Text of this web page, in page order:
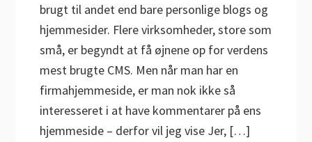
brugt til andet end bare personlige blogs og
hjemmesider. Flere virksomheder, store som
små, er begyndt at få øjnene op for verdens
mest brugte CMS. Men når man har en
firmahjemmeside, er man nok ikke så
interesseret i at have kommentarer på ens
hjemmeside – derfor vil jeg vise Jer, […]